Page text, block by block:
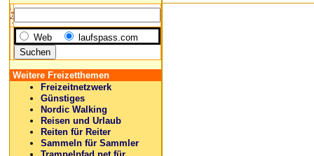
Web laufspass.com
Weitere Freizetthemen
Freizeitnetzwerk
Günstiges
Nordic Walking
Reisen und Urlaub
Reiten für Reiter
Sammeln für Sammler